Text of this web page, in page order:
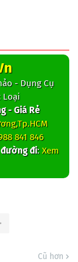
- Dụng Cụ
Loại
- Giá Rẻ
841 846
đi: Xem
Cũ hơn